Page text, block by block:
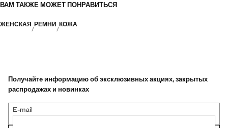
ВАМ ТАКЖЕ МОЖЕТ ПОНРАВИТЬСЯ
ЖЕНСКАЯ РЕМНИ КОЖА
Получайте информацию об эксклюзивных акциях, закрытых
распродажах и новинках
E-mail